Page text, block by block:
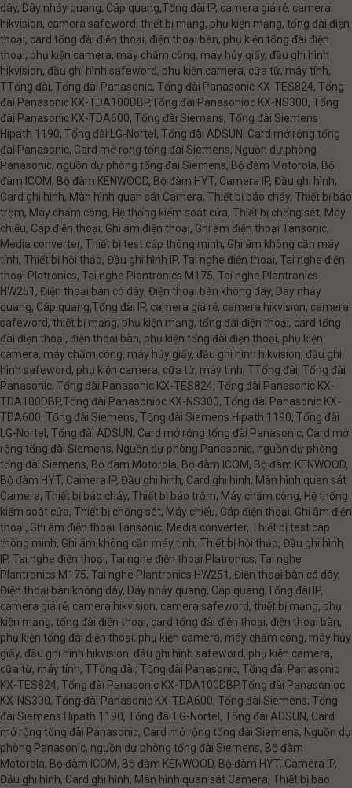
dây, Dây nhảy quang, Cáp quang,Tổng đài IP, camera giá rẻ, camera
hikvision, camera safeword, thiết bị mạng, phụ kiện mạng, tổng đài điện
thoại, card tổng đài điện thoại, điện thoại bàn, phụ kiện tổng đài điện
thoại, phụ kiện camera, máy chấm công, máy hủy giấy, đầu ghi hình
hikvision, đầu ghi hình safeword, phụ kiện camera, cữa từ, máy tính,
TTổng đài, Tổng đài Panasonic, Tổng đài Panasonic KX-TES824, Tổng
đài Panasonic KX-TDA100DBP,Tổng đài Panasonioc KX-NS300, Tổng
đài Panasonic KX-TDA600, Tổng đài Siemens, Tổng đài Siemens
Hipath 1190, Tổng đài LG-Nortel, Tổng đài ADSUN, Card mở rộng tổng
đài Panasonic, Card mở rộng tổng đài Siemens, Nguồn dự phòng
Panasonic, nguồn dự phòng tổng đài Siemens, Bộ đàm Motorola, Bộ
đàm ICOM, Bộ đàm KENWOOD, Bộ đàm HYT, Camera IP, Đầu ghi hình,
Card ghi hình, Màn hình quan sát Camera, Thiết bị báo cháy, Thiết bị báo
trộm, Máy chấm công, Hệ thống kiểm soát cửa, Thiết bị chống sét, Máy
chiếu, Cáp điện thoại, Ghi âm điện thoại, Ghi âm điện thoại Tansonic,
Media converter, Thiết bị test cáp thông minh, Ghi âm không cần máy
tính, Thiết bị hội thảo, Đầu ghi hình IP, Tai nghe điện thoại, Tai nghe điện
thoại Platronics, Tai nghe Plantronics M175, Tai nghe Plantronics
HW251, Điện thoại bàn có dây, Điện thoại bàn không dây, Dây nhảy
quang, Cáp quang,Tổng đài IP, camera giá rẻ, camera hikvision, camera
safeword, thiết bị mạng, phụ kiện mạng, tổng đài điện thoại, card tổng
đài điện thoại, điện thoại bàn, phụ kiện tổng đài điện thoại, phụ kiện
camera, máy chấm công, máy hủy giấy, đầu ghi hình hikvision, đầu ghi
hình safeword, phụ kiện camera, cữa từ, máy tính, TTổng đài, Tổng đài
Panasonic, Tổng đài Panasonic KX-TES824, Tổng đài Panasonic KX-
TDA100DBP,Tổng đài Panasonioc KX-NS300, Tổng đài Panasonic KX-
TDA600, Tổng đài Siemens, Tổng đài Siemens Hipath 1190, Tổng đài
LG-Nortel, Tổng đài ADSUN, Card mở rộng tổng đài Panasonic, Card mở
rộng tổng đài Siemens, Nguồn dự phòng Panasonic, nguồn dự phòng
tổng đài Siemens, Bộ đàm Motorola, Bộ đàm ICOM, Bộ đàm KENWOOD,
Bộ đàm HYT, Camera IP, Đầu ghi hình, Card ghi hình, Màn hình quan sát
Camera, Thiết bị báo cháy, Thiết bị báo trộm, Máy chấm công, Hệ thống
kiểm soát cửa, Thiết bị chống sét, Máy chiếu, Cáp điện thoại, Ghi âm điện
thoại, Ghi âm điện thoại Tansonic, Media converter, Thiết bị test cáp
thông minh, Ghi âm không cần máy tính, Thiết bị hội thảo, Đầu ghi hình
IP, Tai nghe điện thoại, Tai nghe điện thoại Platronics, Tai nghe
Plantronics M175, Tai nghe Plantronics HW251, Điện thoại bàn có dây,
Điện thoại bàn không dây, Dây nhảy quang, Cáp quang,Tổng đài IP,
camera giá rẻ, camera hikvision, camera safeword, thiết bị mạng, phụ
kiện mạng, tổng đài điện thoại, card tổng đài điện thoại, điện thoại bàn,
phụ kiện tổng đài điện thoại, phụ kiện camera, máy chấm công, máy hủy
giấy, đầu ghi hình hikvision, đầu ghi hình safeword, phụ kiện camera,
cữa từ, máy tính, TTổng đài, Tổng đài Panasonic, Tổng đài Panasonic
KX-TES824, Tổng đài Panasonic KX-TDA100DBP,Tổng đài Panasonioc
KX-NS300, Tổng đài Panasonic KX-TDA600, Tổng đài Siemens, Tổng
đài Siemens Hipath 1190, Tổng đài LG-Nortel, Tổng đài ADSUN, Card
mở rộng tổng đài Panasonic, Card mở rộng tổng đài Siemens, Nguồn dự
phòng Panasonic, nguồn dự phòng tổng đài Siemens, Bộ đàm
Motorola, Bộ đàm ICOM, Bộ đàm KENWOOD, Bộ đàm HYT, Camera IP,
Đầu ghi hình, Card ghi hình, Màn hình quan sát Camera, Thiết bị báo